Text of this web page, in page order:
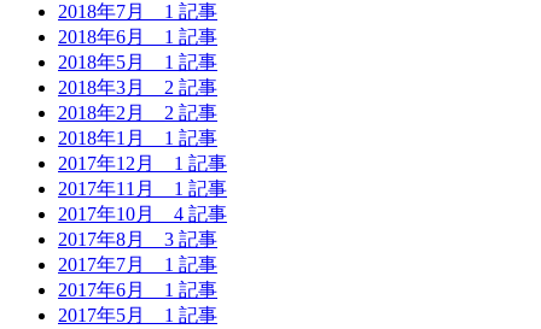
2018年7月 1 記事
2018年6月 1 記事
2018年5月 1 記事
2018年3月 2 記事
2018年2月 2 記事
2018年1月 1 記事
2017年12月 1 記事
2017年11月 1 記事
2017年10月 4 記事
2017年8月 3 記事
2017年7月 1 記事
2017年6月 1 記事
2017年5月 1 記事